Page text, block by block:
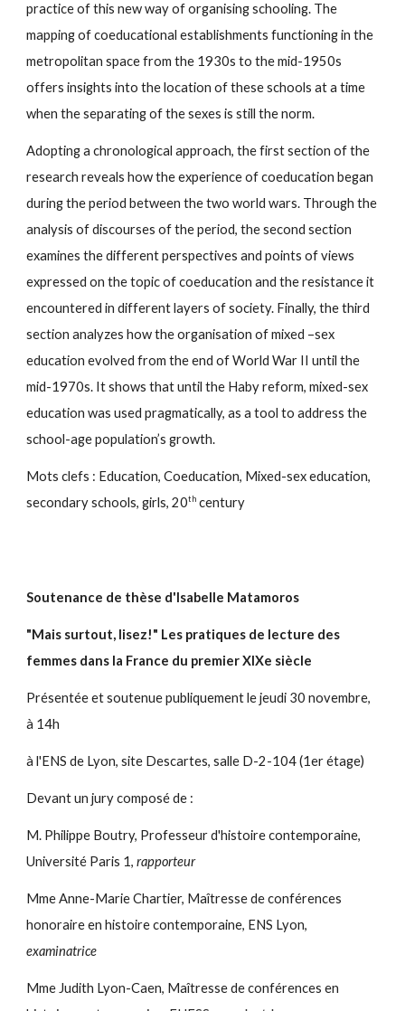
practice of this new way of organising schooling. The
mapping of coeducational establishments functioning in the
metropolitan space from the 1930s to the mid-1950s
offers insights into the location of these schools at a time
when the separating of the sexes is still the norm.
Adopting a chronological approach, the first section of the
research reveals how the experience of coeducation began
during the period between the two world wars. Through the
analysis of discourses of the period, the second section
examines the different perspectives and points of views
expressed on the topic of coeducation and the resistance it
encountered in different layers of society. Finally, the third
section analyzes how the organisation of mixed –sex
education evolved from the end of World War II until the
mid-1970s. It shows that until the Haby reform, mixed-sex
education was used pragmatically, as a tool to address the
school-age population’s growth.
Mots clefs : Education, Coeducation, Mixed-sex education,
secondary schools, girls, 20th century
Soutenance de thèse d'Isabelle Matamoros
"Mais surtout, lisez!" Les pratiques de lecture des
femmes dans la France du premier XIXe siècle
Présentée et soutenue publiquement le jeudi 30 novembre,
à 14h
à l'ENS de Lyon, site Descartes, salle D-2-104 (1er étage)
Devant un jury composé de :
M. Philippe Boutry, Professeur d'histoire contemporaine,
Université Paris 1,rapporteur
Mme Anne-Marie Chartier, Maîtresse de conférences
honoraire en histoire contemporaine, ENS Lyon,
examinatrice
Mme Judith Lyon-Caen, Maîtresse de conférences en